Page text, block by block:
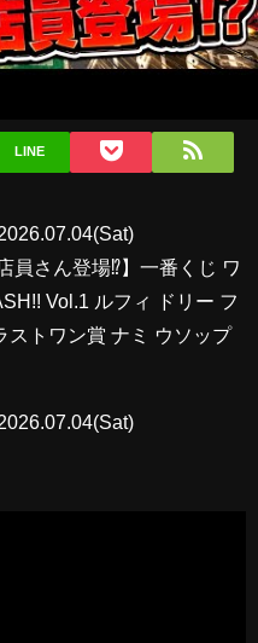
LINE
員さん登場⁉︎】一番くじ ワ
Vol.1 ルフィ ドリー フ
ストワン賞 ナミ ウソップ